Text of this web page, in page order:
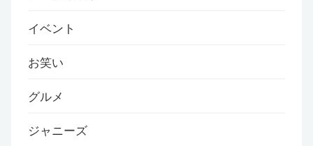
イベント
お笑い
グルメ
ジャニーズ